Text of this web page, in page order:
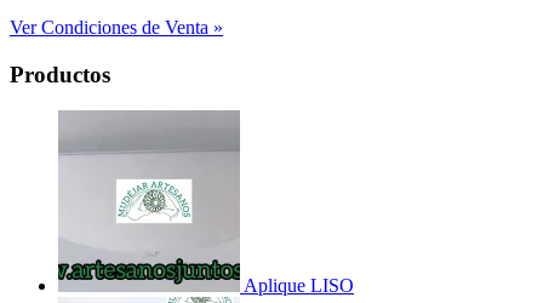
Ver Condiciones de Venta »
Productos
Aplique LISO